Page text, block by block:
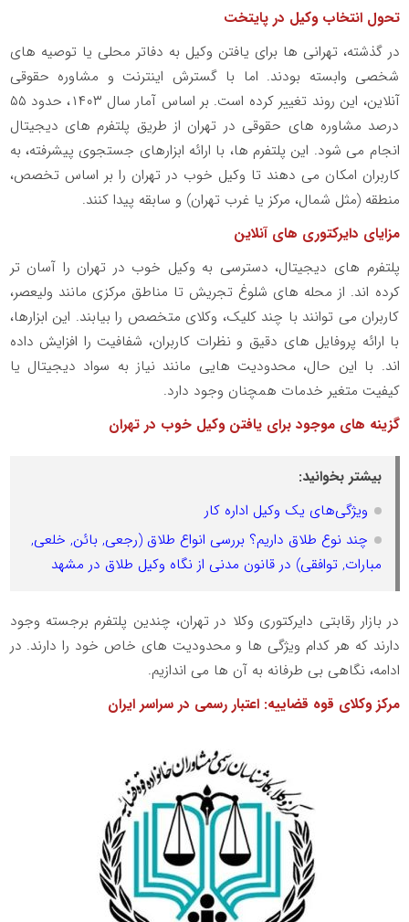
تحول انتخاب وکیل در پایتخت
در گذشته، تهرانی ها برای یافتن وکیل به دفاتر محلی یا توصیه های
شخصی وابسته بودند. اما با گسترش اینترنت و مشاوره حقوقی
آنلاین، این روند تغییر کرده است. بر اساس آمار سال ۱۴۰۳، حدود ۵۵
درصد مشاوره های حقوقی در تهران از طریق پلتفرم های دیجیتال
انجام می شود. این پلتفرم ها، با ارائه ابزارهای جستجوی پیشرفته، به
کاربران امکان می دهند تا وکیل خوب در تهران را بر اساس تخصص،
منطقه (مثل شمال، مرکز یا غرب تهران) و سابقه پیدا کنند.
مزایای دایرکتوری های آنلاین
پلتفرم های دیجیتال، دسترسی به وکیل خوب در تهران را آسان تر
کرده اند. از محله های شلوغ تجریش تا مناطق مرکزی مانند ولیعصر،
کاربران می توانند با چند کلیک، وکلای متخصص را بیابند. این ابزارها،
با ارائه پروفایل های دقیق و نظرات کاربران، شفافیت را افزایش داده
اند. با این حال، محدودیت هایی مانند نیاز به سواد دیجیتال یا
کیفیت متغیر خدمات همچنان وجود دارد.
گزینه های موجود برای یافتن وکیل خوب در تهران
بیشتر بخوانید:
ویژگی‌های یک وکیل اداره کار
چند نوع طلاق داریم؟ بررسی انواع طلاق (رجعی, بائن, خلعی,
مبارات, توافقی) در قانون مدنی از نگاه وکیل طلاق در مشهد
در بازار رقابتی دایرکتوری وکلا در تهران، چندین پلتفرم برجسته وجود
دارند که هر کدام ویژگی ها و محدودیت های خاص خود را دارند. در
ادامه، نگاهی بی طرفانه به آن ها می اندازیم.
مرکز وکلای قوه قضاییه: اعتبار رسمی در سراسر ایران